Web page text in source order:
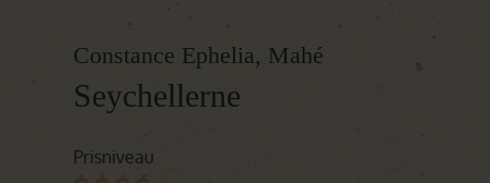
Constance Ephelia, Mahé
Seychellerne
Prisniveau